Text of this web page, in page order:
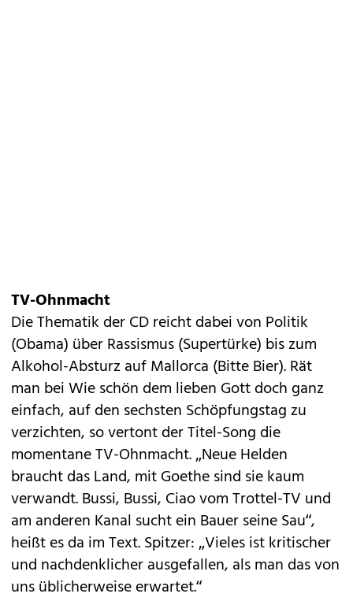
TV-Ohnmacht
Die Thematik der CD reicht dabei von Politik
(Obama) über Rassismus (Supertürke) bis zum
Alkohol-Absturz auf Mallorca (Bitte Bier). Rät
man bei Wie schön dem lieben Gott doch ganz
einfach, auf den sechsten Schöpfungstag zu
verzichten, so vertont der Titel-Song die
momentane TV-Ohnmacht. „Neue Helden
braucht das Land, mit Goethe sind sie kaum
verwandt. Bussi, Bussi, Ciao vom Trottel-TV und
am anderen Kanal sucht ein Bauer seine Sau“,
heißt es da im Text. Spitzer: „Vieles ist kritischer
und nachdenklicher ausgefallen, als man das von
uns üblicherweise erwartet.“